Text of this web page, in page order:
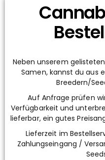
Neben unserem
Samen, kannst du aus
Breedern/
Auf Anfrage prüfen
Verfügbarkeit und
lieferbar, ein gutes
Lieferzeit im
Zahlungseingang /